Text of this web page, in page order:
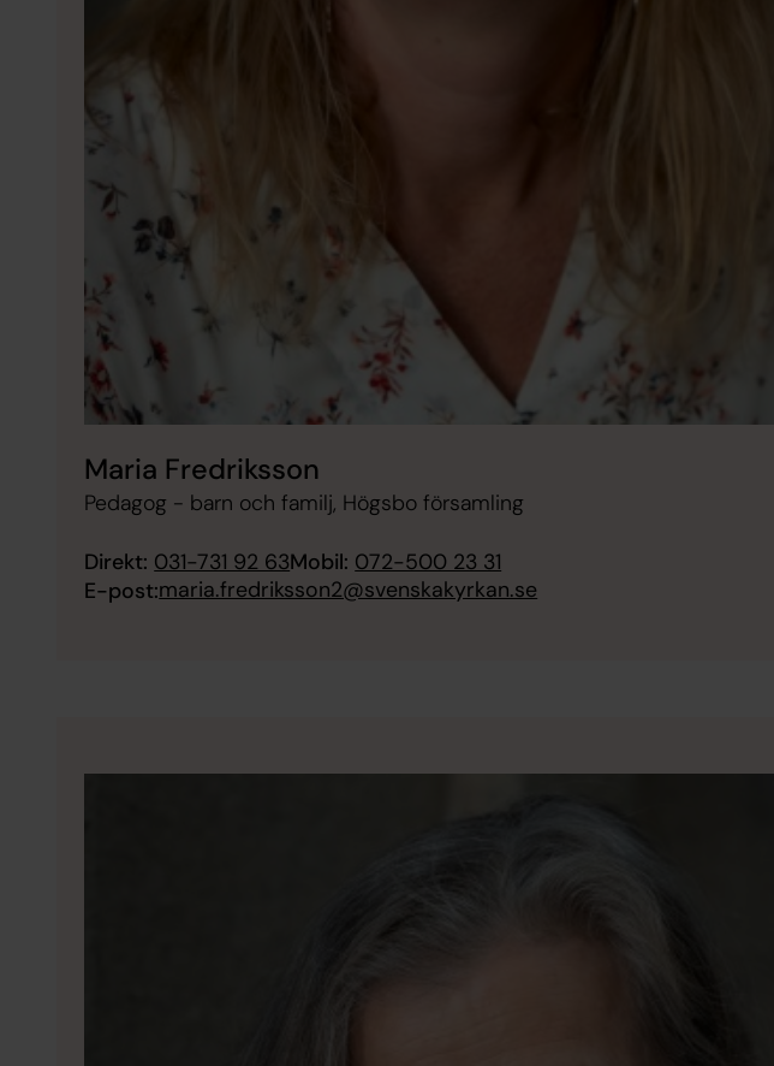
Maria Fredriksson
Pedagog - barn och familj, Högsbo församling
Direkt: 031-731 92 63Mobil: 072-500 23 31
E-post:maria.fredriksson2@svenskakyrkan.se